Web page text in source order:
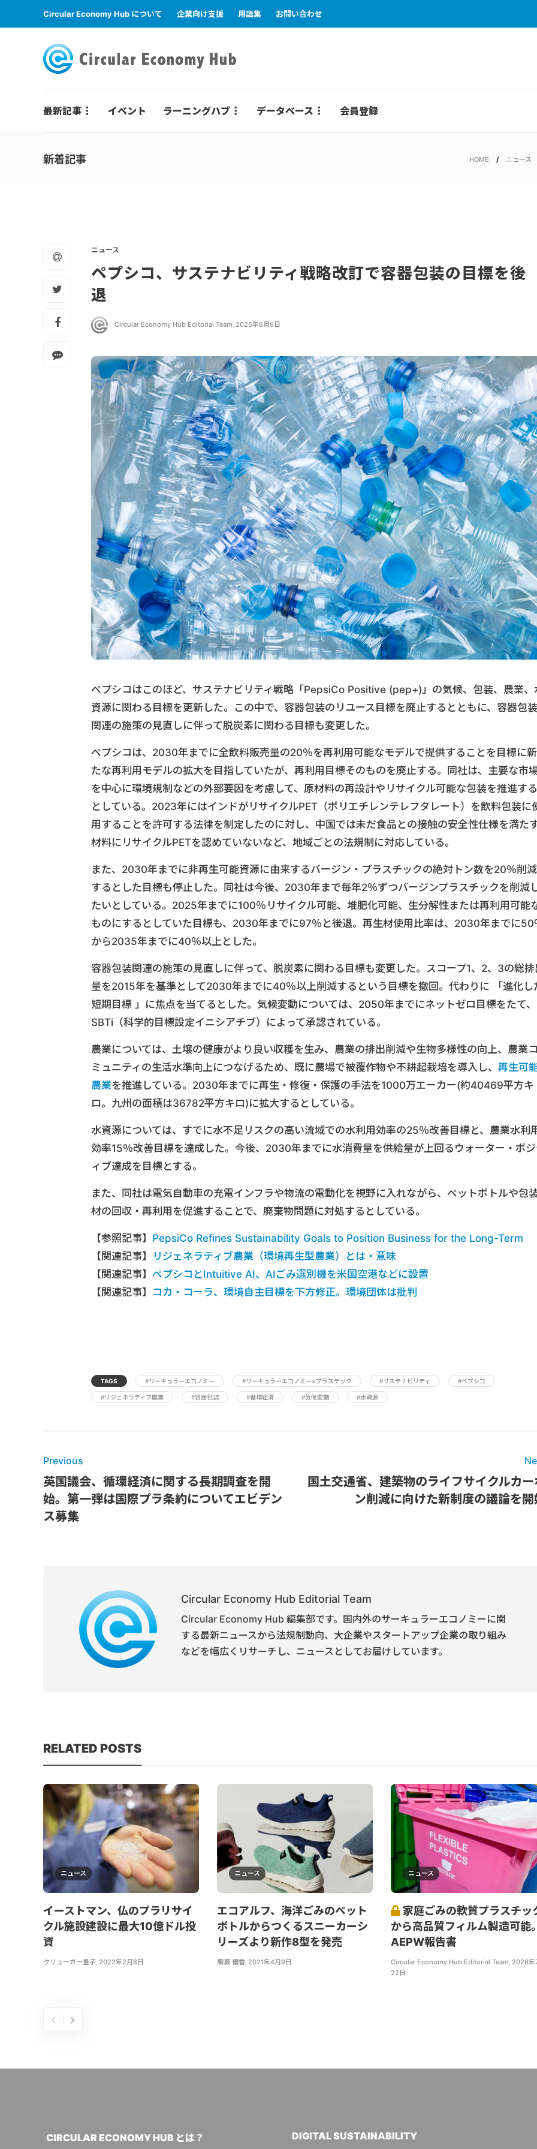
Circular Economy Hub について 企業向け支援 用語集 お問い合わせ
最新記事 イベント ラーニングハブ データベース 会員登録
新着記事 HOME ニュース
ニュース
ペプシコ、サステナビリティ戦略改訂で容器包装の目標を後
退
Circular Economy Hub Editorial Team, 2025年6月6日
ペプシコはこのほど、サステナビリティ戦略「PepsiCo Positive (pep+)」の気候、包装、農業、
資源に関わる目標を更新した。この中で、容器包装のリユース目標を廃止するとともに、容器包装
関連の施策の見直しに伴って脱炭素に関わる目標も変更した。
ペプシコは、2030年までに全飲料販売量の20％を再利用可能なモデルで提供することを目標に新
たな再利用モデルの拡大を目指していたが、再利用目標そのものを廃止する。同社は、主要な市
を中心に環境規制などの外部要因を考慮して、原材料の再設計やリサイクル可能な包装を推進する
としている。2023年にはインドがリサイクルPET（ポリエチレンテレフタレート）を飲料包装に
用することを許可する法律を制定したのに対し、中国では未だ食品との接触の安全性仕様を満た
材料にリサイクルPETを認めていないなど、地域ごとの法規制に対応している。
また、2030年までに非再生可能資源に由来するバージン・プラスチックの絶対トン数を20％削減
するとした目標も停止した。同社は今後、2030年まで毎年2％ずつバージンプラスチックを削減
たいとしている。2025年までに100％リサイクル可能、堆肥化可能、生分解性または再利用可能
ものにするとしていた目標も、2030年までに97％と後退。再生材使用比率は、2030年までに50
から2035年までに40％以上とした。
容器包装関連の施策の見直しに伴って、脱炭素に関わる目標も変更した。スコープ1、2、3の総排
量を2015年を基準として2030年までに40％以上削減するという目標を撤回。代わりに 「進化し
短期目標 」に焦点を当てるとした。気候変動については、2050年までにネットゼロ目標をたて、
SBTi（科学的目標設定イニシアチブ）によって承認されている。
農業については、土壌の健康がより良い収穫を生み、農業の排出削減や生物多様性の向上、農業コ
ミュニティの生活水準向上につなげるため、既に農場で被覆作物や不耕起栽培を導入し、 再生可
農業を推進している。2030年までに再生・修復・保護の手法を1000万エーカー(約40469平方キ
ロ。九州の面積は36782平方キロ)に拡大するとしている。
水資源については、すでに水不足リスクの高い流域での水利用効率の25％改善目標と、農業水利
効率15％改善目標を達成した。今後、2030年までに水消費量を供給量が上回るウォーター・ポ
ィブ達成を目標とする。
また、同社は電気自動車の充電インフラや物流の電動化を視野に入れながら、ペットボトルや包
材の回収・再利用を促進することで、廃棄物問題に対処するとしている。
【参照記事】 PepsiCo Refines Sustainability Goals to Position Business for the Long-Term
【関連記事】
リジェネラティブ農業（環境再生型農業）とは・意味
【関連記事】 ペプシコとIntuitive AI、AIごみ選別機を米国空港などに設置
【関連記事】 コカ・コーラ、環境自主目標を下方修正。環境団体は批判
TAGS #サーキュラーエコノミー #サーキュラーエコノミー×プラスチック #サステナビリティ #ペプシコ
#リジェネラティブ農業 #容器包装 #循環経済 #気候変動 #水資源
Previous
英国議会、循環経済に関する長期調査を開
始。第一弾は国際プラ条約についてエビデン
ス募集
国土交通省、建築物のライフサイクルカー
ン削減に向けた新制度の議論を開
Circular Economy Hub Editorial Team
Circular Economy Hub 編集部です。国内外のサーキュラーエコノミーに関
する最新ニュースから法規制動向、大企業やスタートアップ企業の取り組み
などを幅広くリサーチし、ニュースとしてお届けしています。
RELATED POSTS
ニュース
イーストマン、仏のプラリサイ
クル施設建設に最大10億ドル投
資
クリューガー量子, 2022年2月8日
ニュース
エコアルフ、海洋ごみのペット
ボトルからつくるスニーカーシ
リーズより新作8型を発売
廣瀬 優香, 2021年4月9日
ニュース
家庭ごみの軟質プラスチッ
から高品質フィルム製造可能。
AEPW報告書
Circular Economy Hub Editorial Team, 2026年
22日
CIRCULAR ECONOMY HUB とは？ DIGITAL SUSTAINABILITY